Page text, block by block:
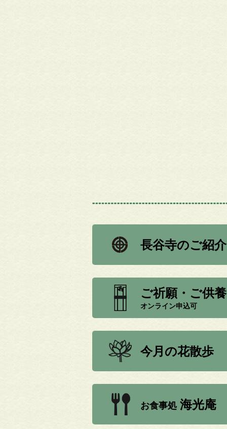
長谷寺のご紹介
ご祈願・ご供養
オンライン申込可
今月の花散歩
お食事処 海光庵